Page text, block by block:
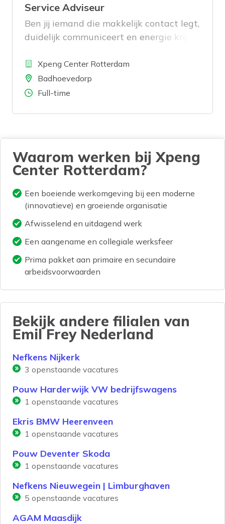
kans, kom werken voor XPENG Center in
Rotterdam en reageer snel!
Service Adviseur
Ben jij iemand die makkelijk contact legt,
duidelijk communiceert en energie krijgt
Wil je werken met een innovatief
automerk? Dan is deze functie als
Service Adviseur bij XPENG Center
BedrijfXpeng Center Rotterdam
LocatieBadhoevedorp
Aantal uren
Full-time
Waarom werken bij Xpeng
Center Rotterdam?
Een boeiende werkomgeving bij een moderne
(innovatieve) en groeiende organisatie
Afwisselend en uitdagend werk
Een aangename en collegiale werksfeer
Prima pakket aan primaire en secundaire
arbeidsvoorwaarden
Bekijk andere filialen van
Emil Frey Nederland
Nefkens Nijkerk
3 openstaande vacatures
Pouw Harderwijk VW bedrijfswagens
1 openstaande vacatures
Ekris BMW Heerenveen
1 openstaande vacatures
Pouw Deventer Skoda
1 openstaande vacatures
Nefkens Nieuwegein | Limburghaven
5 openstaande vacatures
AGAM Maasdijk